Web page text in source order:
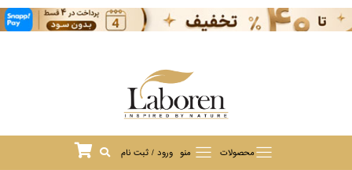
محصولات منو ورود / ثبت نام